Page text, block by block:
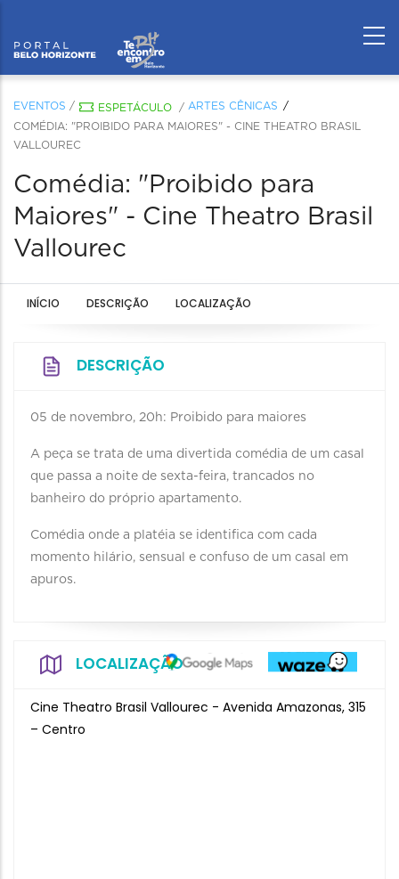
EVENTOS / ESPETÁCULO / ARTES CÊNICAS
COMÉDIA: "PROIBIDO PARA MAIORES" - CINE THEATRO BRASIL
VALLOUREC
Comédia: "Proibido para
Maiores" - Cine Theatro Brasil
Vallourec
INÍCIO DESCRIÇÃO LOCALIZAÇÃO
DESCRIÇÃO
05 de novembro, 20h: Proibido para maiores
A peça se trata de uma divertida comédia de um casal
que passa a noite de sexta-feira, trancados no
banheiro do próprio apartamento.
Comédia onde a platéia se identifica com cada
momento hilário, sensual e confuso de um casal em
apuros.
LOCALIZAÇÃO
Cine Theatro Brasil Vallourec - Avenida Amazonas, 315
– Centro